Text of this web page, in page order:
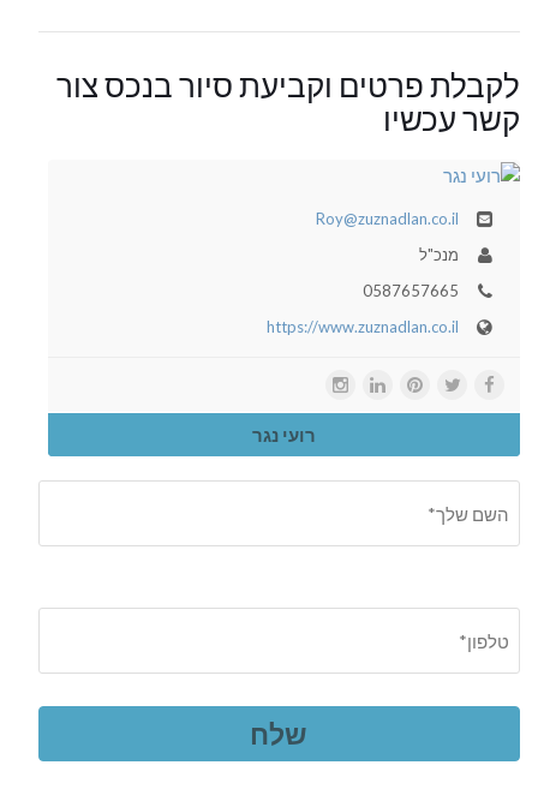
לקבלת פרטים וקביעת סיור בנכס צור
קשר עכשיו
Roy@zuznadlan.co.il
מנכ"ל
0587657665
https://www.zuznadlan.co.il
רועי נגר